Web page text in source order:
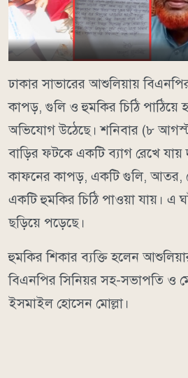
ঢাকার সাভারের আশুলিয়ায়
কাপড়, গুলি ও হুমকির চিঠি পাঠিয়ে
অভিযোগ উঠেছে। শনিবার (৮
বাড়ির ফটকে একটি ব্যাগ রেখে যায়
কাফনের কাপড়, একটি গুলি, আতর,
একটি হুমকির চিঠি পাওয়া যায়। এ
ছড়িয়ে পড়েছে।
হুমকির শিকার ব্যক্তি হলেন
বিএনপির সিনিয়র সহ-সভাপতি ও
ইসমাইল হোসেন মোল্লা।